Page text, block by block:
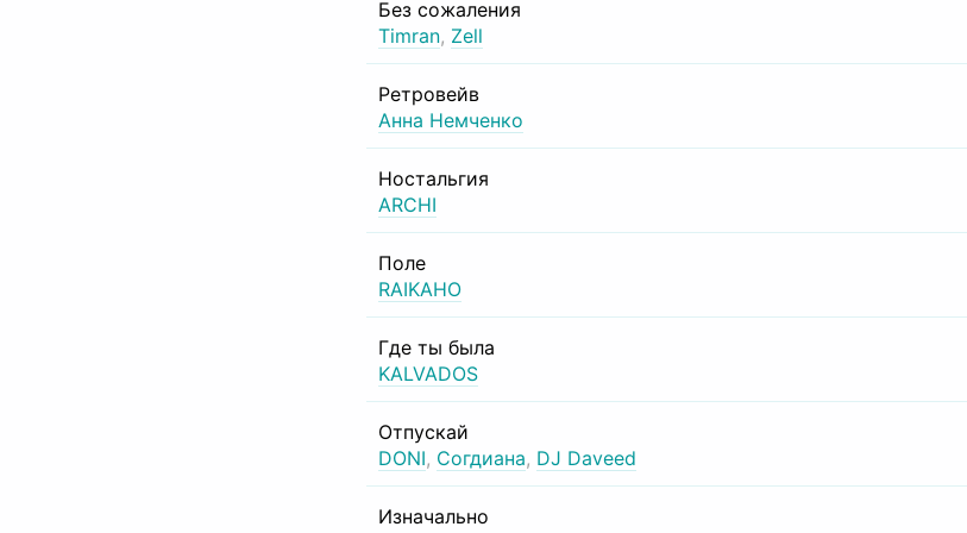
Без сожаления
Timran, Zell
Ретровейв
Анна Немченко
Ностальгия
ARCHI
Поле
RAIKAHO
Где ты была
KALVADOS
Отпускай
DONI, Согдиана, DJ Daveed
Изначально